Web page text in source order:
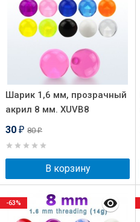
Шарик 1,6 мм, прозрачный
акрил 8 мм. XUVB8
30 ₽ 80₽
В корзину
-63%